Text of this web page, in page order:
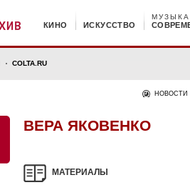
КИНО ИСКУССТВО
МУЗЫКА
COLTA.RU
НОВОСТИ
ВЕРА ЯКОВЕНКО
МАТЕРИАЛЫ